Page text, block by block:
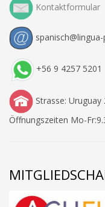
Kontaktformular
+56 9 4257 5201
Strasse: Uruguay
Öffnungszeiten Mo-